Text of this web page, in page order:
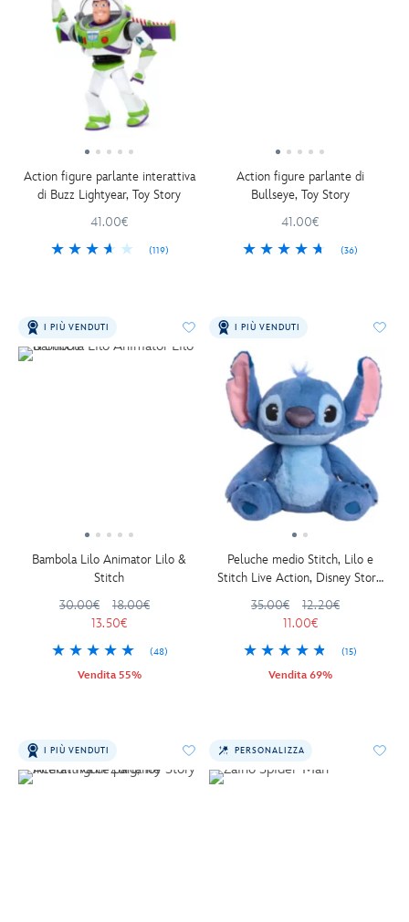
Action figure parlante interattiva
di Buzz Lightyear, Toy Story
41.00€
(119)
Action figure parlante di
Bullseye, Toy Story
41.00€
(36)
I PIÙ VENDUTI
Bambola Lilo Animator Lilo &
Stitch
30.00€
18.00€
13.50€
(48)
Vendita 55%
I PIÙ VENDUTI
Peluche medio Stitch, Lilo e
Stitch Live Action, Disney Store
35.00€
12.20€
11.00€
(15)
Vendita 69%
I PIÙ VENDUTI PERSONALIZZA